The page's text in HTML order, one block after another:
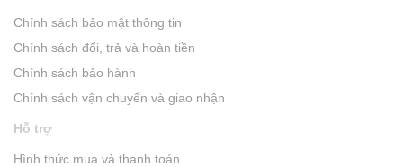
Chính sách bảo mật thông tin
Chính sách đổi, trả và hoàn tiền
Chính sách bảo hành
Chính sách vận chuyển và giao nhận
Hỗ trợ
Hình thức mua và thanh toán